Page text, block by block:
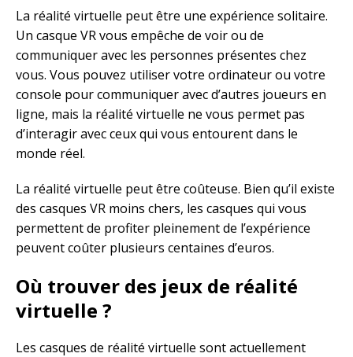
La réalité virtuelle peut être une expérience solitaire.
Un casque VR vous empêche de voir ou de
communiquer avec les personnes présentes chez
vous. Vous pouvez utiliser votre ordinateur ou votre
console pour communiquer avec d’autres joueurs en
ligne, mais la réalité virtuelle ne vous permet pas
d’interagir avec ceux qui vous entourent dans le
monde réel.
La réalité virtuelle peut être coûteuse. Bien qu’il existe
des casques VR moins chers, les casques qui vous
permettent de profiter pleinement de l’expérience
peuvent coûter plusieurs centaines d’euros.
Où trouver des jeux de réalité
virtuelle ?
Les casques de réalité virtuelle sont actuellement